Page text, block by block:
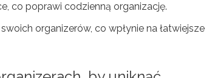
co poprawi codzienną organizację.
organizerów, co wpłynie na łatwiejsze